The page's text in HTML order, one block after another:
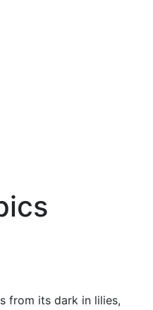
from its dark in lilies,